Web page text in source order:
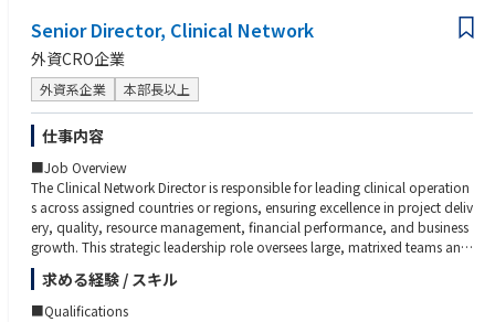
Senior Director, Clinical Network
外資CRO企業
外資系企業 本部長以上
仕事内容
■Job Overview
The Clinical Network Director is responsible for leading clinical operation
s across assigned countries or regions, ensuring excellence in project deliv
ery, quality, resource management, financial performance, and business
growth. This strategic leadership role oversees large, matrixed teams and
serves as a key partner to customers, internal stakeholders, and regulator
y authorities. The position drives operational efficiency, talent developm
ent, country expertise, and commercial expansion while ensuring success
求める経験 / スキル
■Qualifications